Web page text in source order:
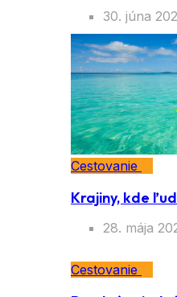
Málaga: Perla
30. júna
Cestovanie
Krajiny, kde
28. mája